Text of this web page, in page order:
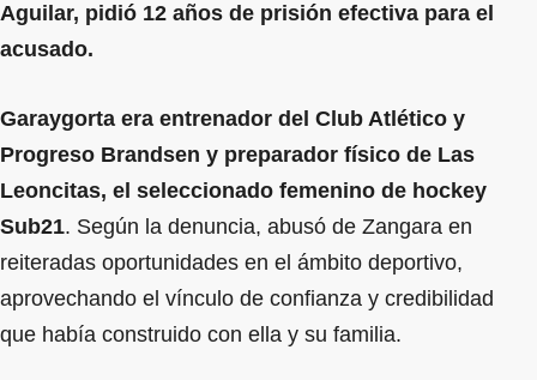
Aguilar, pidió 12 años de prisión efectiva para el
acusado.
Garaygorta era entrenador del Club Atlético y
Progreso Brandsen y preparador físico de Las
Leoncitas, el seleccionado femenino de hockey
Sub21. Según la denuncia, abusó de Zangara en
reiteradas oportunidades en el ámbito deportivo,
aprovechando el vínculo de confianza y credibilidad
que había construido con ella y su familia.